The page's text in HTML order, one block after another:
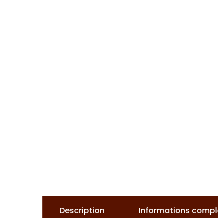
Description Informations